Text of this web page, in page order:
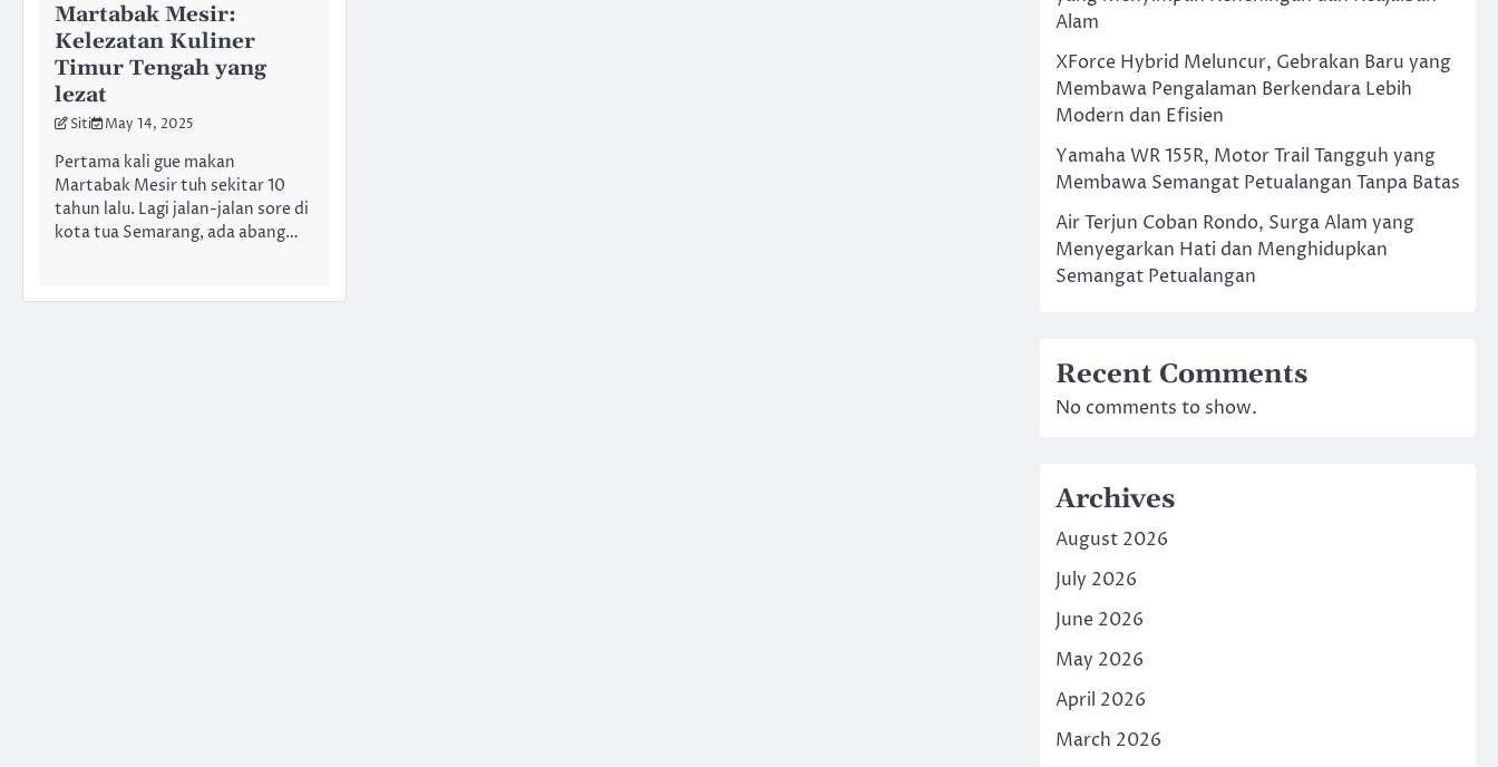
Martabak Mesir:
Kelezatan Kuliner
Timur Tengah yang
lezat
Siti May 14, 2025
Pertama kali gue makan
Martabak Mesir tuh sekitar 10
tahun lalu. Lagi jalan-jalan sore di
kota tua Semarang, ada abang…
Alam
XForce Hybrid Meluncur, Gebrakan Baru yang
Membawa Pengalaman Berkendara Lebih
Modern dan Efisien
Yamaha WR 155R, Motor Trail Tangguh yang
Membawa Semangat Petualangan Tanpa Batas
Air Terjun Coban Rondo, Surga Alam yang
Menyegarkan Hati dan Menghidupkan
Semangat Petualangan
Recent Comments
No comments to show.
Archives
August 2026
July 2026
June 2026
May 2026
April 2026
March 2026